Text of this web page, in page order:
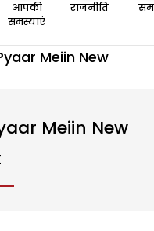
आपकी
समस्याएं
राजनीति
Meiin New
Meiin New